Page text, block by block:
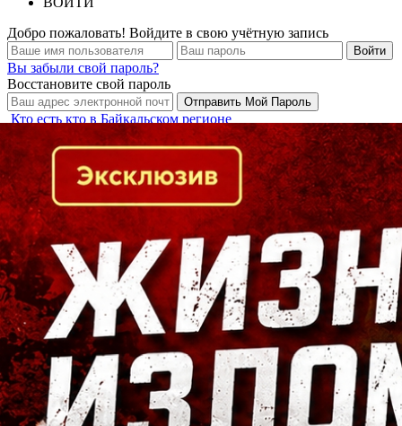
Добро пожаловать! Войдите в свою учётную запись
Вы забыли свой пароль?
Восстановите свой пароль
Кто есть кто в Байкальском регионе